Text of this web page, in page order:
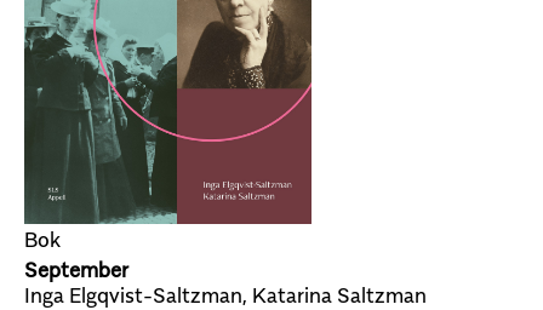
Bok
September
Inga Elgqvist-Saltzman, Katarina Saltzman